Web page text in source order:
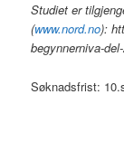
Studiet er
(www.nord.no):
begynnerniva-
Søknadsfrist: